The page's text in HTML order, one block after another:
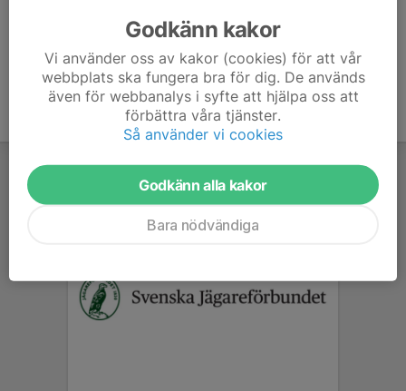
Godkänn kakor
Vi använder oss av kakor (cookies) för att vår
webbplats ska fungera bra för dig. De används
även för webbanalys i syfte att hjälpa oss att
förbättra våra tjänster.
Så använder vi cookies
Godkänn alla kakor
Bara nödvändiga